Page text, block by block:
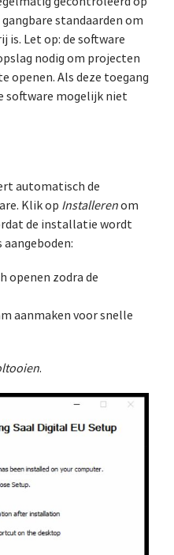
standaarden om
is. Let op: de software
nodig om projecten
openen. Als deze toegang
software mogelijk niet
automatisch de
Klik op Installerenom
de installatie wordt
openen zodra de
aanmaken voor snelle
.